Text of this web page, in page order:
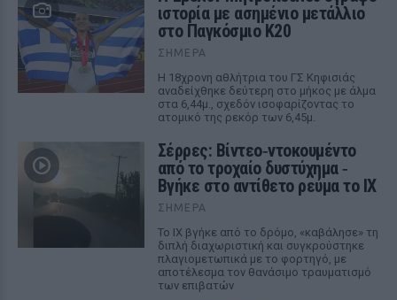
ιστορία με ασημένιο μετάλλιο
στο Παγκόσμιο Κ20
ΣΉΜΕΡΑ
Η 18χρονη αθλήτρια του ΓΣ Κηφισιάς
αναδείχθηκε δεύτερη στο μήκος με άλμα
στα 6,44μ., σχεδόν ισοφαρίζοντας το
ατομικό της ρεκόρ των 6,45μ.
Σέρρες: Βίντεο‑ντοκουμέντο
από το τροχαίο δυστύχημα ‑
Βγήκε στο αντίθετο ρεύμα το ΙΧ
ΣΉΜΕΡΑ
Το ΙΧ βγήκε από το δρόμο, «καβάλησε» τη
διπλή διαχωριστική και συγκρούστηκε
πλαγιομετωπικά με το φορτηγό, με
αποτέλεσμα τον θανάσιμο τραυματισμό
των επιβατών